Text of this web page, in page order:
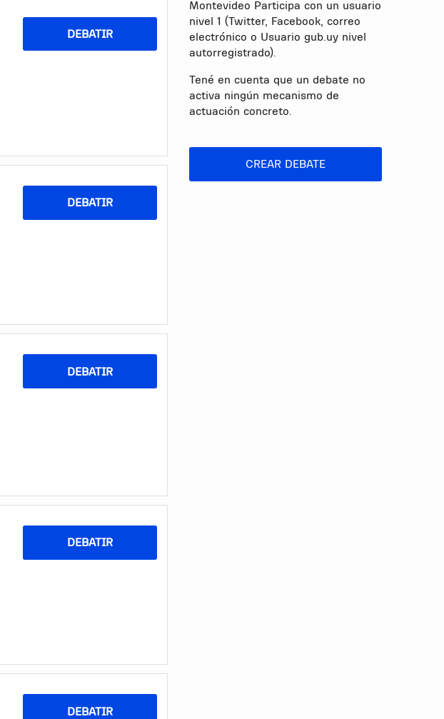
DEBATIR
DEBATIR
DEBATIR
DEBATIR
DEBATIR
Montevideo Participa con un usuario
nivel 1 (Twitter, Facebook, correo
electrónico o Usuario gub.uy nivel
autorregistrado).
Tené en cuenta que un debate no
activa ningún mecanismo de
actuación concreto.
CREAR DEBATE